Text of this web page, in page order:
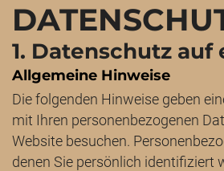
1. Datenschutz
Allgemeine Hinweise
Die folgenden Hinweise geben
mit Ihren personenbezogenen
Website besuchen.
denen Sie persönlich identifiziert